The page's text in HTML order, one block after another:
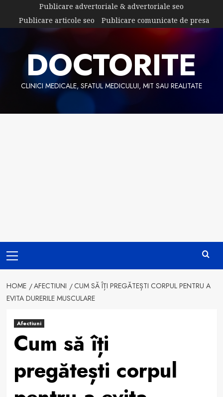
content
Publicare advertoriale & advertoriale seo
Publicare articole seo
Publicare comunicate de presa
DOCTORITE
CLINICI MEDICALE, SFATUL MEDICULUI, MIT SAU REALITATE
Menu
HOME AFECTIUNI
CUM SĂ ÎȚI PREGĂTEȘTI CORPUL PENTRU A
EVITA DURERILE MUSCULARE
Afectiuni
Cum să îți
pregătești corpul